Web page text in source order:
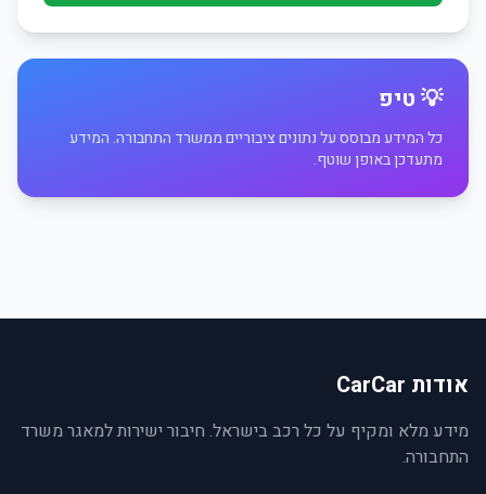
💡 טיפ
כל המידע מבוסס על נתונים ציבוריים ממשרד התחבורה. המידע
מתעדכן באופן שוטף.
אודות CarCar
מידע מלא ומקיף על כל רכב בישראל. חיבור ישירות למאגר משרד
התחבורה.